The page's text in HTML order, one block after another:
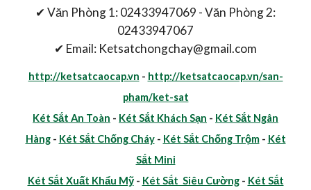
✔ Văn Phòng 1: 02433947069 - Văn Phòng 2:
02433947067
✔ Email: Ketsatchongchay@gmail.com
http://ketsatcaocap.vn - http://ketsatcaocap.vn/san-
pham/ket-sat
Két Sắt An Toàn - Két Sắt Khách Sạn - Két Sắt Ngân
Hàng- Két Sắt Chống Cháy- Két Sắt Chống Trộm- Két
Sắt Mini
Két Sắt Xuất Khẩu Mỹ- Két Sắt Siêu Cường- Két Sắt